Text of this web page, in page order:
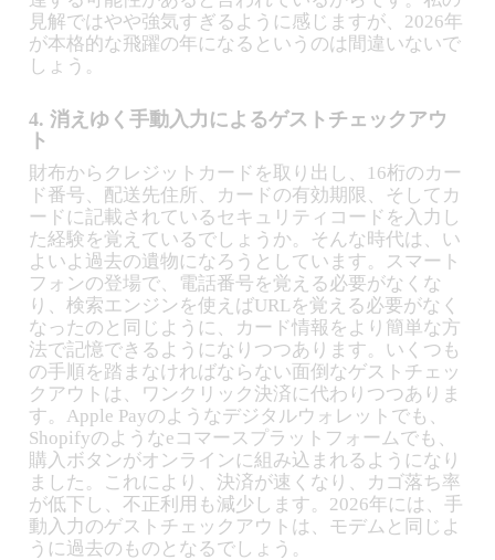
見解ではやや強気すぎるように感じますが、2026年
が本格的な飛躍の年になるというのは間違いないで
しょう。
4. 消えゆく手動入力によるゲストチェックアウ
ト
財布からクレジットカードを取り出し、16桁のカー
ド番号、配送先住所、カードの有効期限、そしてカ
ードに記載されているセキュリティコードを入力し
た経験を覚えているでしょうか。そんな時代は、い
よいよ過去の遺物になろうとしています。スマート
フォンの登場で、電話番号を覚える必要がなくな
り、検索エンジンを使えばURLを覚える必要がなく
なったのと同じように、カード情報をより簡単な方
法で記憶できるようになりつつあります。いくつも
の手順を踏まなければならない面倒なゲストチェッ
クアウトは、ワンクリック決済に代わりつつありま
す。Apple Payのようなデジタルウォレットでも、
Shopifyのようなeコマースプラットフォームでも、
購入ボタンがオンラインに組み込まれるようになり
ました。これにより、決済が速くなり、カゴ落ち率
が低下し、不正利用も減少します。2026年には、手
動入力のゲストチェックアウトは、モデムと同じよ
うに過去のものとなるでしょう。